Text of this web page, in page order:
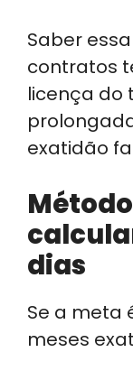
Saber
contratos
licença do
exatidão
dias
Se a meta
meses